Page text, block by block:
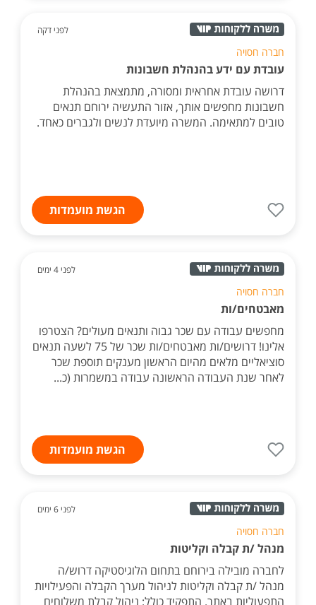
לפני דקה
חברה חסויה
עובדת עם ידע בהנהלת חשבונות
דרושה עובדת אחראית ומסורה, מתמצאת בהנהלת
חשבונות מחפשים אותך, אזור התעשיה ירוחם תנאים
טובים למתאימה. המשרה מיועדת לנשים ולגברים כאחד.
הגשת מועמדות
לפני 4 ימים
חברה חסויה
מאבטחים/ות
מחפשים עבודה עם שכר גבוה ותנאים מעולים? הצטרפו
אלינו! דרושים/ות מאבטחים/ות שכר של 75 לשעה תנאים
סוציאליים מלאים מהיום הראשון מענקים תוספת שכר
לאחר שנת העבודה הראשונה עבודה במשמרות (כ...
הגשת מועמדות
לפני 6 ימים
חברה חסויה
מנהל /ת קבלה וקליטות
לחברה מובילה בירוחם בתחום הלוגיסטיקה דרוש/ה
מנהל /ת קבלה וקליטות לניהול מערך הקבלה והפעילויות
התפעוליות באתר. התפקיד כולל: ניהול קבלת משלוחים